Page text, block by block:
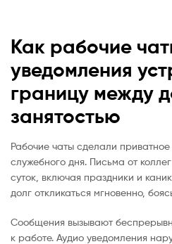
Как рабочие
уведомления
границу между
занятостью
Рабочие чаты сделали
служебного дня. Письма от
суток, включая праздники и
долг откликаться мгновенно,
Сообщения вызывают
к работе. Аудио уведомления